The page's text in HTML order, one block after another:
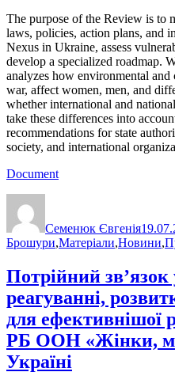
The purpose of the Review is to
laws, policies, action plans, and
Nexus in Ukraine, assess
develop a specialized roadmap.
analyzes how environmental
war, affect women, men, and
whether international and
take these differences into
recommendations for state
society, and international
Document
Семенюк Євгенія
Брошури,Матеріали,Новини,
Потрійний
реагуванні,
для ефективнішої
РБ ООН «Жінки,
Україні